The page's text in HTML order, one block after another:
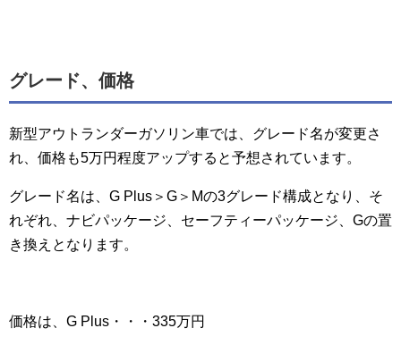
グレード、価格
新型アウトランダーガソリン車では、グレード名が変更さ
れ、価格も5万円程度アップすると予想されています。
グレード名は、G Plus＞G＞Mの3グレード構成となり、そ
れぞれ、ナビパッケージ、セーフティーパッケージ、Gの置
き換えとなります。
価格は、G Plus・・・335万円